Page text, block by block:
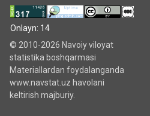
Onlayn: 14
© 2010-2026 Navoiy viloyat
statistika boshqarmasi
Materiallardan foydalanganda
www.navstat.uz havolani
keltirish majburiy.